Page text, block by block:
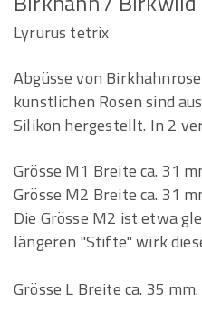
Lyrurus tetrix
Abgüsse von
künstlichen Rosen sind
Silikon hergestellt. In 2
Grösse M1 Breite ca. 31
Grösse M2 Breite ca. 31
Die Grösse M2 ist etwa
längeren "Stifte" wirk
Grösse L Breite ca. 35 mm.